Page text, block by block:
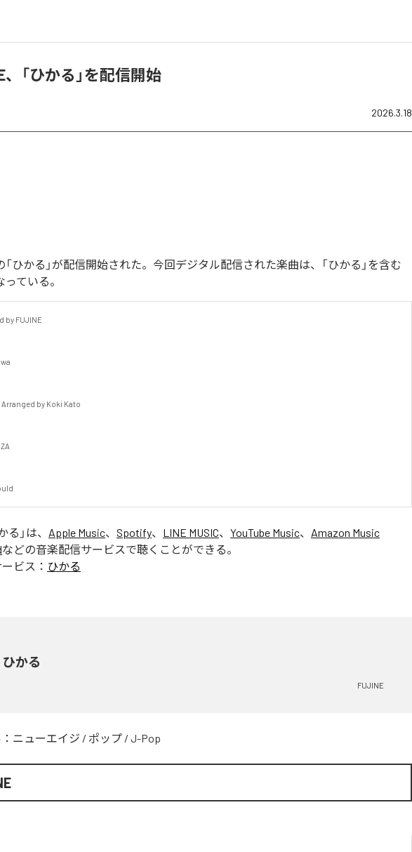
、「ひかる」を配信開始
2026.3.18
「ひかる」が配信開始された。今回デジタル配信された楽曲は、「ひかる」を含む
っている。
by FUJINE
Arranged by Koki Kato
る 」は、 Apple Music、 Spotify、 LINE MUSIC、 YouTube Music、 Amazon Music
などの音楽配信サービスで聴くことができる。
ビス： ひかる
ひかる
FUJINE
ニューエイジ / ポップ / J-Pop